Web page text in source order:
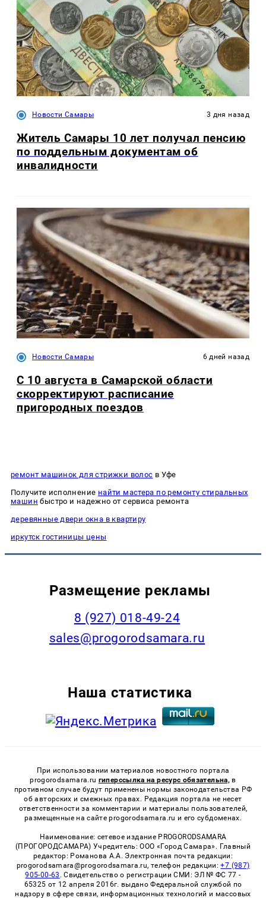
Новости Самары 3 дня назад
Житель Самары 10 лет получал пенсию
по поддельным документам об
инвалидности
Новости Самары 6 дней назад
С 10 августа в Самарской области
скорректируют расписание
пригородных поездов
ремонт машинок для стрижки волос в Уфе
Получите исполнение найти мастера по ремонту стиральных
машин быстро и надежно от сервиса ремонта
деревянные двери окна в квартиру
иркутск гостиницы цены
Размещение рекламы
8 (927) 018-49-24
sales@progorodsamara.ru
Наша статистика
При использовании материалов новостного портала
progorodsamara.ru гиперссылка на ресурс обязательна, в
противном случае будут применены нормы законодательства РФ
об авторских и смежных правах. Редакция портала не несет
ответственности за комментарии и материалы пользователей,
размещенные на сайте progorodsamara.ru и его субдоменах.
Наименование: сетевое издание PROGORODSAMARA
(ПРОГОРОДСАМАРА) Учредитель: ООО «Город Самара». Главный
редактор: Романова А.А. Электронная почта редакции:
progorodsamara@progorodsamara.ru, телефон редакции:+7 (987)
905-00-63 . Свидетельство о регистрации СМИ: ЭЛ № ФС 77 -
65325 от 12 апреля 2016г. выдано Федеральной службой по
надзору в сфере связи, информационных технологий и массовых